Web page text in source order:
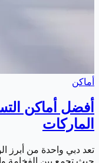
أماكن
أفضل أماكن
الماركات
تعد دبي واحدة من أبرز